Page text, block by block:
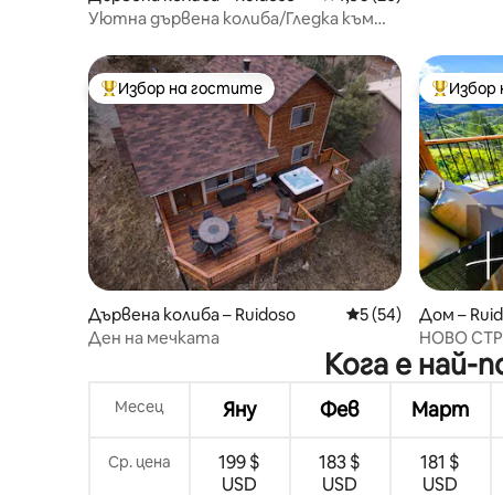
Уютна дървена колиба/Гледка към
Apache
Най-популярен избор на гостите
Избор на гостите
Дървена колиба – Ruidoso Средна оценка: 5
5 (54)
Ден на мечката
Най-Избор
Дом –
НОВО
Биг
гората
Кога е най-
Месец Яну Фев Март
Ср. цена
199 $
USD
183 $
USD
181 $
USD